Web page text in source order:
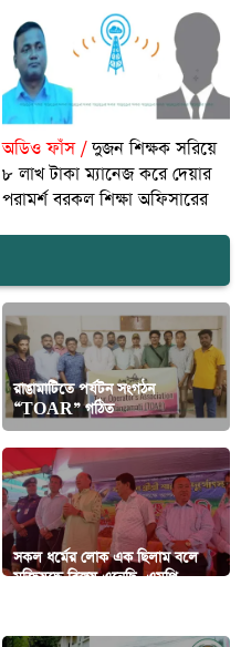
অডিও ফাঁস /দুজন শিক্ষক সরিয়ে
৮ লাখ টাকা ম্যানেজ করে দেয়ার
পরামর্শ বরকল শিক্ষা অফিসারের
রাঙামাটিতে পর্যটন সংগঠন
“TOAR” গঠিত
সকল ধর্মের লোক এক ছিলাম বলে
মুক্তিযূদ্ধে বিজয় এনেছি- এমপি